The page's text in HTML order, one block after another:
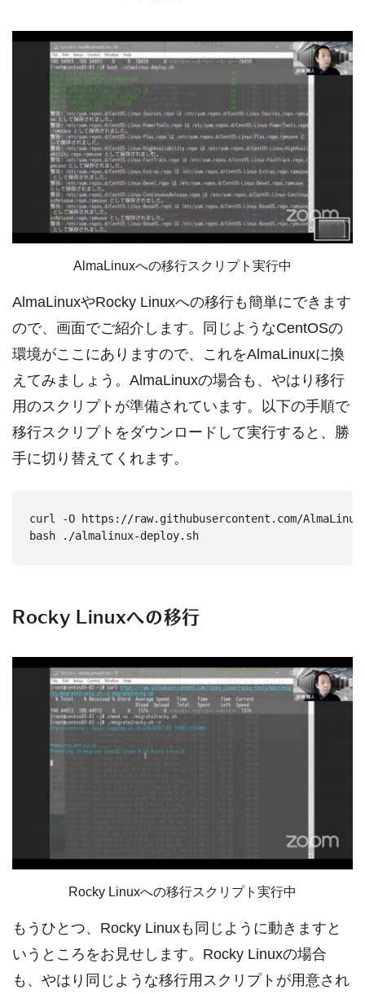
AlmaLinuxへの移行スクリプト実行中
AlmaLinuxやRocky Linuxへの移行も簡単にできます
ので、画面でご紹介します。同じようなCentOSの
環境がここにありますので、これをAlmaLinuxに換
えてみましょう。AlmaLinuxの場合も、やはり移行
用のスクリプトが準備されています。以下の手順で
移行スクリプトをダウンロードして実行すると、勝
手に切り替えてくれます。
curl -O https://raw.githubusercontent.com/
Rocky Linuxへの移行
Rocky Linuxへの移行スクリプト実行中
もうひとつ、Rocky Linuxも同じように動きますと
いうところをお見せします。Rocky Linuxの場合
も、やはり同じような移行用スクリプトが用意され